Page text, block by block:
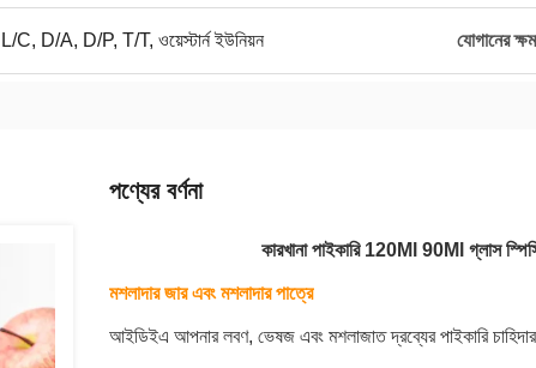
L/C, D/A, D/P, T/T, ওয়েস্টার্ন ইউনিয়ন যোগানের
পণ্যের বর্ণনা
কারখানা পাইকারি 120Ml 90Ml গ্লাস
মশলাদার জার এবং মশলাদার পাত্রে
আইডিইএ আপনার লবণ, ভেষজ এবং মশলাজাত দ্রব্যের পাইকারি